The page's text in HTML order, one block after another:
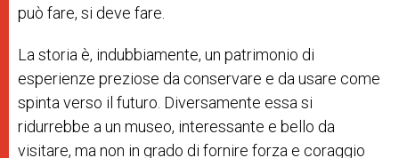
può fare, si deve fare.
La storia è, indubbiamente, un patrimonio di
esperienze preziose da conservare e da usare come
spinta verso il futuro. Diversamente essa si
ridurrebbe a un museo, interessante e bello da
visitare, ma non in grado di fornire forza e coraggio